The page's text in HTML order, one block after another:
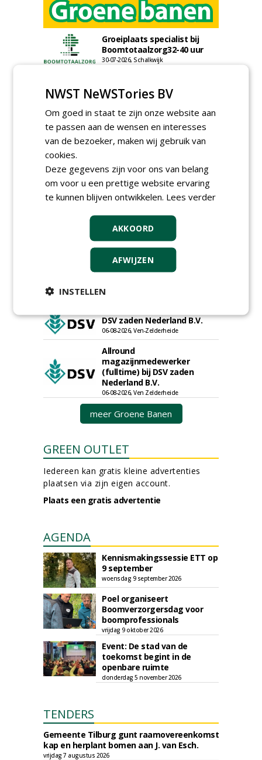
Groeiplaats specialist bij
Boomtotaalzorg32-40 uur
30-07-2026, Schalkwijk
Boomtotaalzorg24-40 uur
Projectleider (HBO - 40 uur)
bij Weijtmans
22-07-2026, Udenhout
Rayon- account manager
Nederland; regio Noord &
regio Zuid
18-06-2026, Noord & regio Zuid
ETW bij Weijtmans
04-05-2026
Proefveldmedewerker/
Chauffeur
landbouwmachines bij DSV
06-08-2026, Ven-Zelderheide
DSV zaden Nederland B.V.
06-08-2026, Ven-Zelderheide
Allround
magazijnmedewerker
(fulltime) bij DSV zaden
Nederland B.V.
06-08-2026, Ven Zelderheide
meer Groene Banen
GREEN OUTLET
Iedereen kan gratis kleine advertenties
plaatsen via zijn eigen account.
Plaats een gratis advertentie
AGENDA
Kennismakingssessie ETT op
9 september
woensdag 9 september 2026
Poel organiseert
Boomverzorgersdag voor
boomprofessionals
vrijdag 9 oktober 2026
Event: De stad van de
toekomst begint in de
openbare ruimte
donderdag 5 november 2026
TENDERS
Gemeente Tilburg gunt raamovereenkomst
kap en herplant bomen aan J. van Esch.
vrijdag 7 augustus 2026
NWST NeWSTories BV
Om goed in staat te zijn onze website aan
te passen aan de wensen en interesses
van de bezoeker, maken wij gebruik van
cookies.
Deze gegevens zijn voor ons van belang
om voor u een prettige website ervaring
te kunnen blijven ontwikkelen. Lees verder
AKKOORD
AFWIJZEN
INSTELLEN